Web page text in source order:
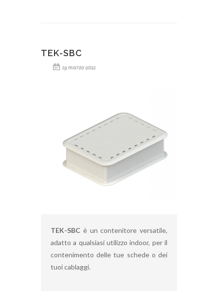
TEK-SBC
19 marzo 2021
TEK-SBC è un contenitore versatile,
adatto a qualsiasi utilizzo indoor, per il
contenimento delle tue schede o dei
tuoi cablaggi.